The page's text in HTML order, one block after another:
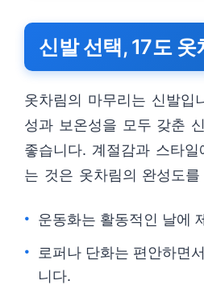
신발 선택, 17도 옷
옷차림의 마무리는 신발입
성과 보온성을 모두 갖춘
좋습니다. 계절감과 스타
는 것은 옷차림의 완성도
운동화는 활동적인 날에
로퍼나 단화는 편안하면
니다.